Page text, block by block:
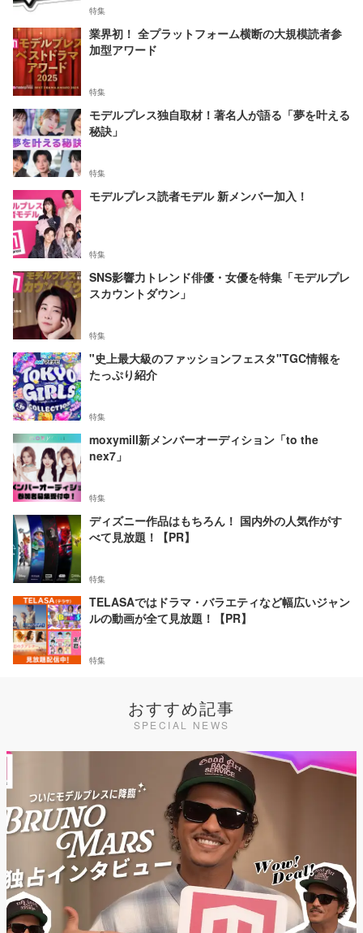
特集
業界初！ 全プラットフォーム横断の大規模読者参
加型アワード
特集
モデルプレス独自取材！著名人が語る「夢を叶える
秘訣」
特集
モデルプレス読者モデル 新メンバー加入！
特集
SNS影響力トレンド俳優・女優を特集「モデルプレ
スカウントダウン」
特集
"史上最大級のファッションフェスタ"TGC情報を
たっぷり紹介
特集
moxymill新メンバーオーディション「to the
nex7」
特集
ディズニー作品はもちろん！ 国内外の人気作がす
べて見放題！【PR】
特集
TELASAではドラマ・バラエティなど幅広いジャン
ルの動画が全て見放題！【PR】
特集
おすすめ記事
SPECIAL NEWS